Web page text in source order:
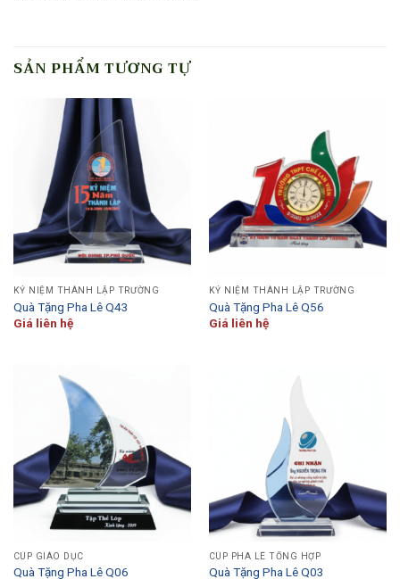
SẢN PHẨM TƯƠNG TỰ
KỶ NIỆM THÀNH LẬP TRƯỜNG
Quà Tặng Pha Lê Q43
Giá liên hệ
KỶ NIỆM THÀNH LẬP TRƯỜNG
Quà Tặng Pha Lê Q56
Giá liên hệ
CÚP GIÁO DỤC
Quà Tặng Pha Lê Q06
CÚP PHA LÊ TỔNG HỢP
Quà Tặng Pha Lê Q03